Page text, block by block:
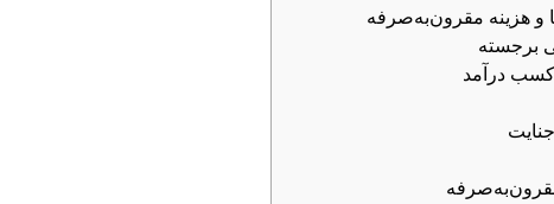
برجسته
کسب درآمد